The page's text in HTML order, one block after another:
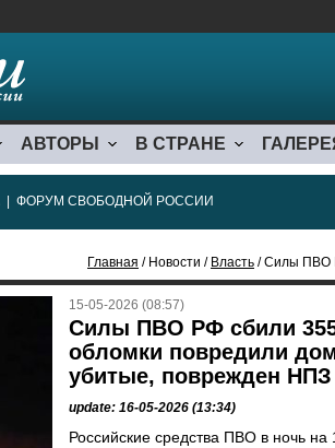
АВТОРЫ В СТРАНЕ
ФОРУМ СВОБОДНОЙ РОССИИ
Главная / Новости / Власть / Силы ПВО РФ
15-05-2026 (08:57)
Силы ПВО РФ сбили
обломки повредили
убитые, поврежден НПЗ
update: 16-05-2026 (13:34)
Российские средства ПВО в ночь на